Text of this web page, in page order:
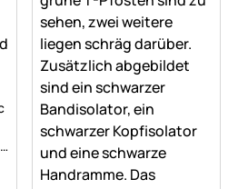
abgegeben